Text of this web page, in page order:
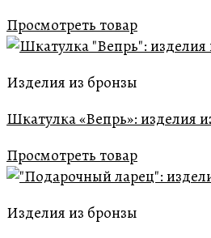
Просмотреть товар
Изделия из бронзы
Шкатулка «Вепрь»: изделия
Просмотреть товар
Изделия из бронзы